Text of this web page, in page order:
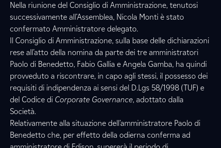
Nella riunione del Consiglio di Amministrazione, tenutosi
successivamente all’Assemblea, Nicola Monti è stato
confermato Amministratore delegato.
Il Consiglio di Amministrazione, sulla base delle dichiarazioni
rese all’atto della nomina da parte dei tre amministratori
Paolo di Benedetto, Fabio Gallia e Angela Gamba, ha quindi
provveduto a riscontrare, in capo agli stessi, il possesso dei
requisiti di indipendenza ai sensi del D.Lgs 58/1998 (TUF) e
del Codice di Corporate Governance, adottato dalla
Società.
Relativamente alla situazione dell’amministratore Paolo di
Benedetto che, per effetto della odierna conferma ad